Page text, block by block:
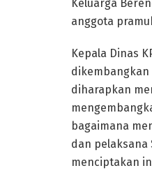
Keluarga
anggota
Kepala Dinas
dikembangkan
diharapkan
bagaimana
dan pelaksana
menciptakan